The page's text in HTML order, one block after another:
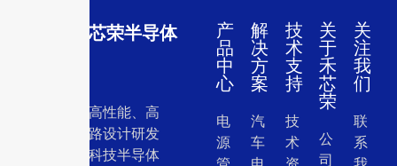
深圳市禾芯荣半导体
一家专注于高性能、高
质量集成电路设计研发
和销售的高科技半导体
产
品
中
心
电
源
解
决
方
案
汽
车
技
术
支
持
技
术
关
于
禾
芯
荣
公
司
关
注
我
们
联
系